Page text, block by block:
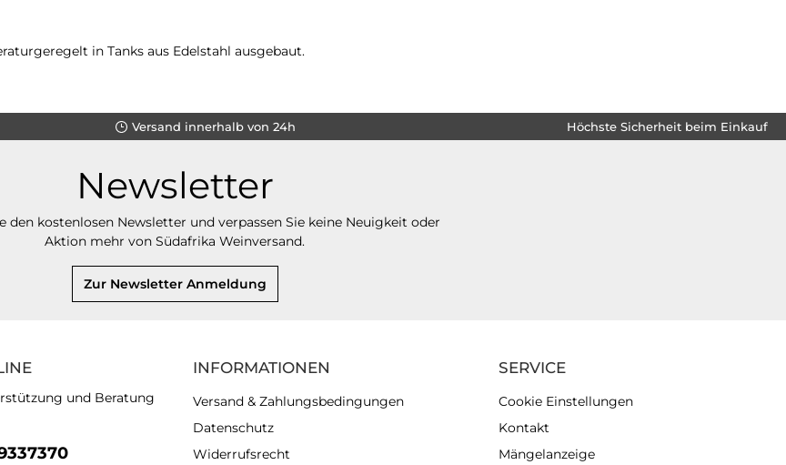
in Tanks aus Edelstahl ausgebaut.
Versand innerhalb von 24h Höchste Sicherheit beim Einkauf
Newsletter
den kostenlosen Newsletter und verpassen Sie keine Neuigkeit oder
Aktion mehr von Südafrika Weinversand.
Zur Newsletter Anmeldung
und Beratung
INFORMATIONEN
Versand & Zahlungsbedingungen
Datenschutz
Widerrufsrecht
SERVICE
Cookie Einstellungen
Kontakt
Mängelanzeige